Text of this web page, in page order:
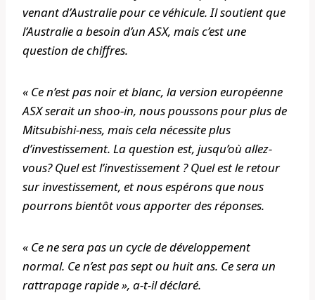
venant d’Australie pour ce véhicule. Il soutient que
l’Australie a besoin d’un ASX, mais c’est une
question de chiffres.
« Ce n’est pas noir et blanc, la version européenne
ASX serait un shoo-in, nous poussons pour plus de
Mitsubishi-ness, mais cela nécessite plus
d’investissement. La question est, jusqu’où allez-
vous? Quel est l’investissement ? Quel est le retour
sur investissement, et nous espérons que nous
pourrons bientôt vous apporter des réponses.
« Ce ne sera pas un cycle de développement
normal. Ce n’est pas sept ou huit ans. Ce sera un
rattrapage rapide », a-t-il déclaré.